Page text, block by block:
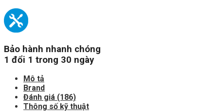
Bảo hành nhanh chóng
1 đổi 1 trong 30 ngày
Mô tả
Brand
Đánh giá (186)
Thông số kỹ thuật